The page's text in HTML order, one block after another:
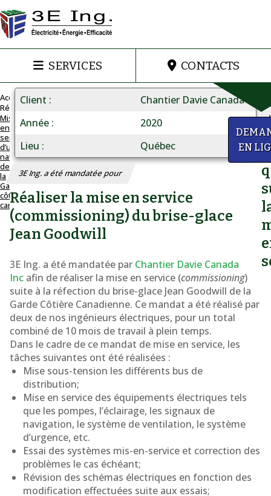
SERVICES CONTACTS
Accueil
Réalisations
Mise
en
service
d’un
navire
de
la
Garde
côtière
canadienne
Mise
en
service
d'un
navire
de
la
côtière
canadienne
Client
Chantier Davie Canada
Année
2020
Lieu
Québec
3E Ing. a été mandatée pour
Réaliser la mise en service
(commissioning) du brise-glace
Jean Goodwill
3E Ing. a été mandatée par Chantier Davie Canada
Inc afin de réaliser la mise en service (commissioning)
suite à la réfection du brise-glace Jean Goodwill de la
Garde Côtière Canadienne. Ce mandat a été réalisé par
deux de nos ingénieurs électriques, pour un total
combiné de 10 mois de travail à plein temps.
Dans le cadre de ce mandat de mise en service, les
tâches suivantes ont été réalisées :
Mise sous-tension les différents bus de
distribution;
Mise en service des équipements électriques tels
que les pompes, l’éclairage, les signaux de
navigation, le système de ventilation, le système
d’urgence, etc.
Essai des systèmes mis-en-service et correction des
problèmes le cas échéant;
Révision des schémas électriques en fonction des
modification effectuées suite aux essais;
EN